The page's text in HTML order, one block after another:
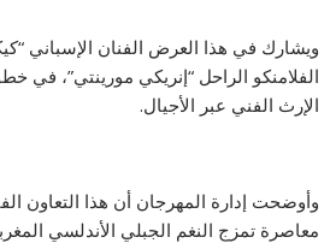
ويشارك في هذا العرض الفنان الإسباني
الفلامنكو الراحل “إنريكي مورينتي”، في
الإرث الفني عبر الأجيال.
وأوضحت إدارة المهرجان أن هذا التعاون
معاصرة تمزج النغم الجبلي الأندلسي